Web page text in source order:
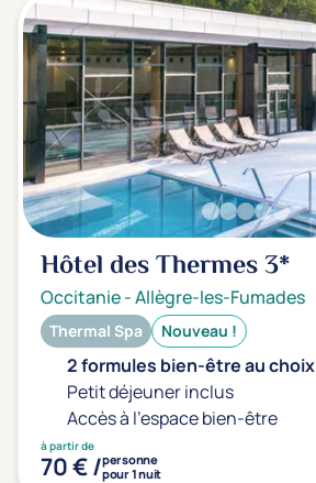
Hôtel des Thermes3*
Occitanie-Allègre-les-Fumades
Thermal Spa Nouveau !
2 formules bien-être au choix
Petit déjeuner inclus
Accès à l'espace bien-être
à partir de
70 € /personne
pour 1 nuit